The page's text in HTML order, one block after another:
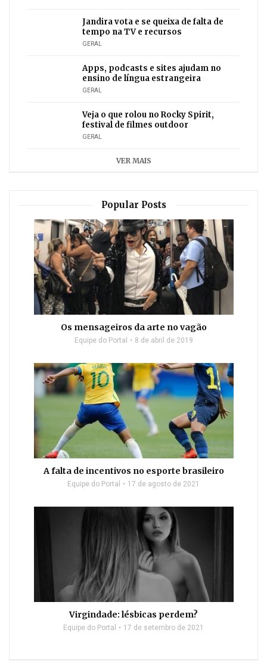
Jandira vota e se queixa de falta de
tempo na TV e recursos
GERAL
Apps, podcasts e sites ajudam no
ensino de língua estrangeira
GERAL
Veja o que rolou no Rocky Spirit,
festival de filmes outdoor
GERAL
VER MAIS
Popular Posts
Os mensageiros da arte no vagão
Equipe do Portal 8 de abril de 2019
A falta de incentivos no esporte brasileiro
Equipe do Portal 17 de agosto de 2021
Virgindade: lésbicas perdem?
Equipe do Portal 17 de setembro de 2021